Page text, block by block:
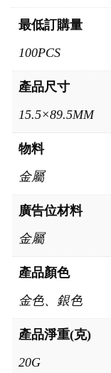
最低訂購量
100PCS
產品尺寸
15.5×89.5MM
物料
金屬
廣告位材料
金屬
產品顏色
金色、銀色
產品淨重(克)
20G